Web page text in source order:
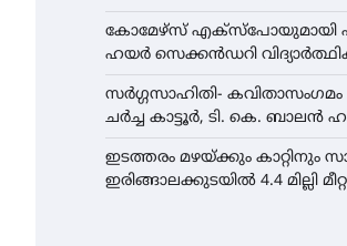
കോമേഴ്സ്
ഹയർ സെക്കൻഡറി
സർഗ്ഗസാഹിതി- കവിതാസംഗമം
ചർച്ച കാട്ടൂർ, ടി. കെ. ബാലൻ
ഇടത്തരം മഴയ്ക്കും കാറ്റിനും
ഇരിങ്ങാലക്കുടയിൽ 4.4 മില്ലി